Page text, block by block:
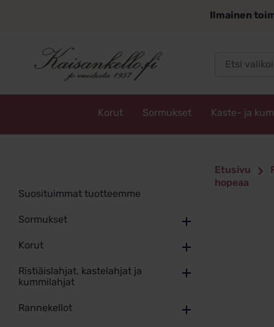
Ilmainen
Korut Sormukset Kaste- ja
Suosituimmat tuotteemme
Sormukset
Korut
Ristiäislahjat, kastelahjat ja
kummilahjat
Rannekellot
Etusivu
hopeaa